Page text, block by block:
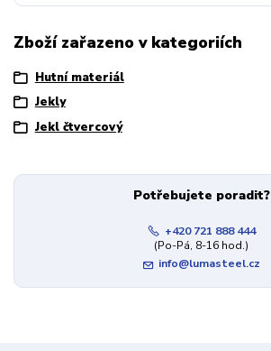
Zboží zařazeno v kategoriích
Hutní materiál
Jekly
Jekl čtvercový
Potřebujete poradit?
+420 721 888 444
(Po-Pá, 8-16 hod.)
info@lumasteel.cz